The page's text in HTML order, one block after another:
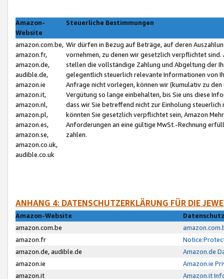
Amazon-
Website
Steuerliche Bestimmungen
amazon.com.be,
amazon.fr,
amazon.de,
audible.de,
amazon.ie
amazon.it,
amazon.nl,
amazon.pl,
amazon.es,
amazon.se,
amazon.co.uk,
audible.co.uk
Wir dürfen in Bezug auf Beträge, auf deren
vornehmen, zu denen wir gesetzlich verpflichtet
stellen die vollständige Zahlung und Abgeltung der
gelegentlich steuerlich relevante Informationen von
Anfrage nicht vorlegen, können wir (kumulativ zu
Vergütung so lange einbehalten, bis Sie uns diese
dass wir Sie betreffend nicht zur Einholung
könnten Sie gesetzlich verpflichtet sein, Amazon
Anforderungen an eine gültige MwSt.-Rechnung
zahlen.
ANHANG 4: DATENSCHUTZERKLÄRUNG FÜR DIE
Amazon-Website
amazon.com.be
amazon.fr
amazon.de, audible.de
Amazon.de
amazon.ie
Amazon.ie
amazon.it
Amazon.it